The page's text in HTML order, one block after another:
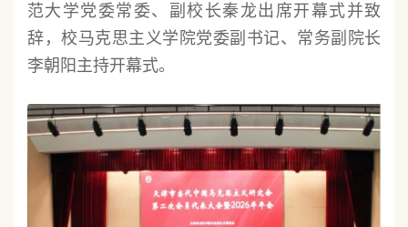
范大学党委常委、副校长秦龙出席开幕式并致
辞，校马克思主义学院党委副书记、常务副院长
李朝阳主持开幕式。